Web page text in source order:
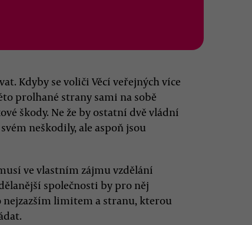
Kdyby se voliči Věcí veřejných více
prolhané strany sami na sobě
škody. Ne že by ostatní dvě vládní
neškodily, ale aspoň jsou
ve vlastním zájmu vzdělání
společnosti by pro něj
nejzazším limitem a stranu, kterou